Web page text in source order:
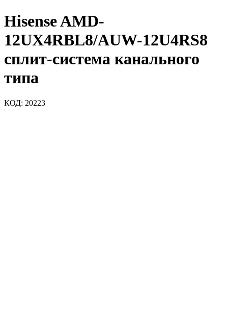
Hisense AMD-
12UX4RBL8/AUW-12U4RS8
сплит-система канального
типа
КОД: 20223